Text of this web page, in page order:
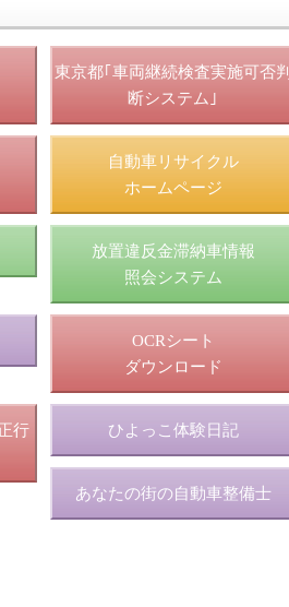
東京都｢車両継続検査実施可否判
断システム｣
自動車リサイクル
ホームページ
放置違反金滞納車情報
照会システム
OCRシート
ダウンロード
行
ひよっこ体験日記
あなたの街の自動車整備士